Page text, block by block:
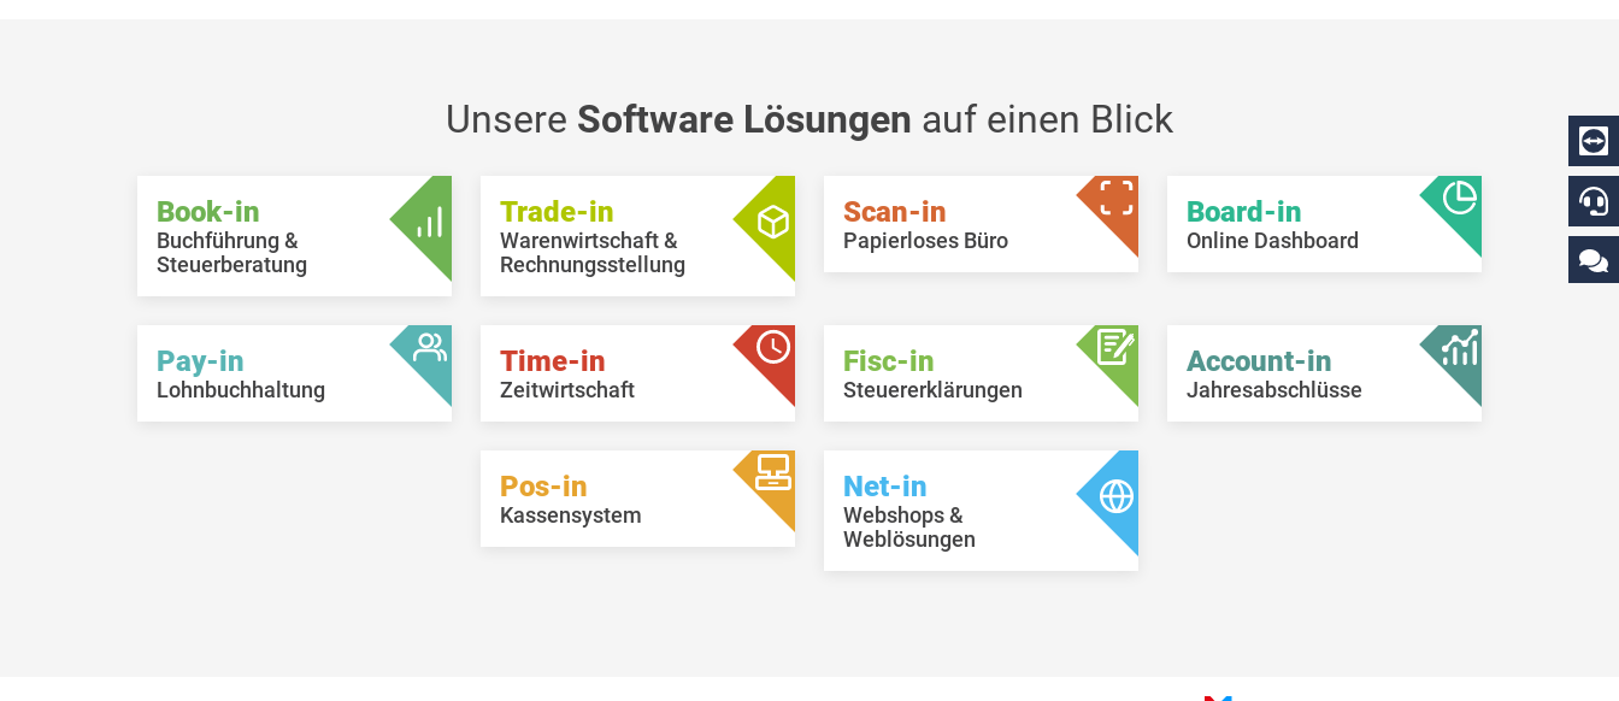
Unsere Software Lösungen auf einen Blick
Book-in
Buchführung &
Steuerberatung
Trade-in
Warenwirtschaft &
Rechnungsstellung
Scan-in
Papierloses Büro
Board-in
Online Dashboard
Pay-in
Lohnbuchhaltung
Time-in
Zeitwirtschaft
Fisc-in
Steuererklärungen
Account-in
Jahresabschlüsse
Pos-in
Kassensystem
Net-in
Webshops &
Weblösungen